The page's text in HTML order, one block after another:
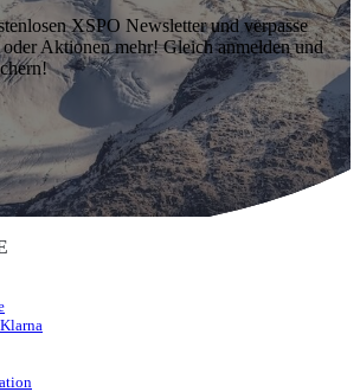
XSPO Newsletter und verpasse
Aktionen mehr! Gleich anmelden und